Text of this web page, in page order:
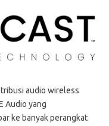
audio wireless
Audio yang
ke banyak perangkat